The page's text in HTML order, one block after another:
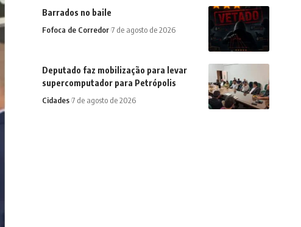
Barrados no baile
Fofoca de Corredor 7 de agosto de 2026
Deputado faz mobilização para levar
supercomputador para Petrópolis
Cidades 7 de agosto de 2026